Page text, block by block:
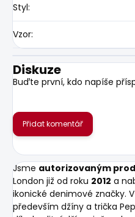
Styl:
Vzor:
Diskuze
Buďte první, kdo napíše
Přidat komentář
Jsme autorizovaným
London již od roku 2012 a
ikonické denimové značky.
především džíny a trička